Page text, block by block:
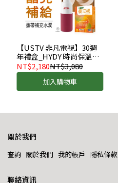
【USTV 非凡電視】30週
年禮盒_HYDY 時尚保溫瓶
(480ml)+樂健非凡優立視
(60粒/盒)
NT$2,180NT$3,080
加入購物車
關於我們
查詢 關於我們 我的帳戶 隱私條款
聯絡資訊